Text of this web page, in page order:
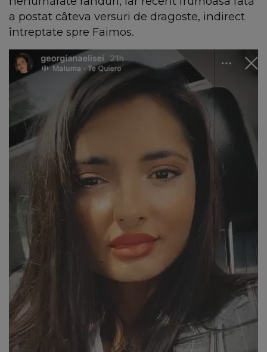
a postat câteva versuri de dragoste, indirect
întreptate spre Faimos.